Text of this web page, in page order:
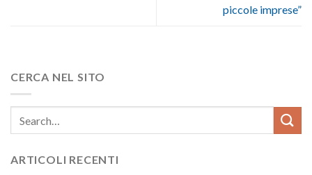
piccole imprese”
CERCA NEL SITO
ARTICOLI RECENTI